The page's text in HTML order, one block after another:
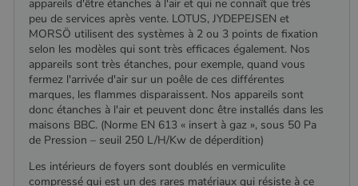
appareils d'être étanches à l'air et qui ne connaît que très
peu de services après vente. LOTUS, JYDEPEJSEN et
MORSÖ utilisent des systèmes à 2 ou 3 points de fixation
selon les modèles qui sont très efficaces également. Nos
appareils sont très étanches, pour exemple, quand vous
fermez l'arrivée d'air sur un poêle de ces différentes
marques, les flammes disparaissent. Nos appareils sont
donc étanches à l'air et peuvent donc être installés dans les
maisons BBC. (Norme EN 613 « insert à gaz », sous 50 Pa
de Pression – seuil 250 L/H/Kw de déperdition)
Les intérieurs de foyers sont doublés en vermiculite
compressé qui est un des rares matériaux qui résiste à ce
PHPSESSID
PHP.net
.www.poelesabois.com